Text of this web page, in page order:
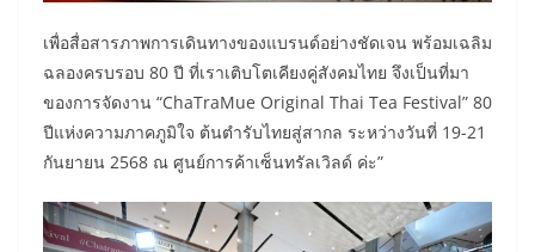
เพื่อสื่อสารภาพการเดินทางของแบรนด์อย่างชัดเจน พร้อมเฉลิม
ฉลองครบรอบ 80 ปี ที่เราเติบโตเคียงคู่สังคมไทย จึงเป็นที่มา
ของการจัดงาน “ChaTraMue Original Thai Tea Festival” 80
ปีแห่งความภาคภูมิใจ ต้นตำรับไทยสู่สากล ระหว่างวันที่ 19-21
กันยายน 2568 ณ ศูนย์การค้าเซ็นทรัลเวิลด์ ค่ะ”